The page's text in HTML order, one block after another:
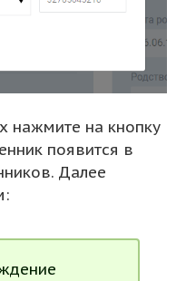
нажмите на кнопку
появится в
Далее